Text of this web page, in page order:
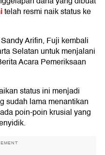
telah resmi naik status ke
Arifin, Fuji kembali
Selatan untuk menjalani
Acara Pemeriksaan
status ini menjadi
sudah lama menantikan
poin-poin krusial yang